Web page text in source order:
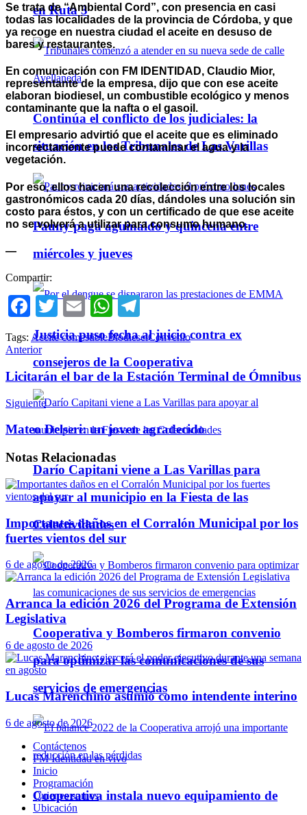
en Ruta 3
Continúa el conflicto de los judiciales: la
situación en los Tribunales de Las Varillas
Pauny paga aguinaldo y quincena entre
miércoles y jueves
Justicia puso fecha al juicio contra ex
consejeros de la Cooperativa
Darío Capitani viene a Las Varillas para
apoyar al municipio en la Fiesta de las
Colectividades
Cooperativa y Bomberos firmaron convenio
para optimizar las comunicaciones de sus
servicios de emergencias
Cooperativa instala nuevo equipamiento de
Se trata de “Ambiental Cord”, con presencia en casi
todas las localidades de la provincia de Córdoba, y que
ya recoge en nuestra ciudad el aceite en desuso de
bares y restaurantes.
En comunicación con FM IDENTIDAD, Claudio Mior,
representante de la empresa, dijo que con ese aceite
elaboran biodiesel, un combustible ecológico y menos
contaminante que la nafta o el gasoil.
El empresario advirtió que el aceite que es eliminado
incorrectamente puede contaminar el agua y la
vegetación.
Por eso, ellos hacen una recolección entre los locales
gastronómicos cada 20 días, dándoles una solución sin
costo para éstos, y con un certificado de que ese aceite
no se volverá a utilizar para consumo humano.
—
Compartir:
Facebook
Twitter
EmailWhatsApp
Telegram
Tags: Aceite comestibleBiodieselConvenio
Anterior
Licitarán el bar de la Estación Terminal de Ómnibus
Siguiente
Mateo Delseri: un joven agradecido
Notas Relacionadas
Importantes daños en el Corralón Municipal por los
fuertes vientos del sur
6 de agosto de 2026
Arranca la edición 2026 del Programa de Extensión
Legislativa
6 de agosto de 2026
Lucas Marenchino asumió como intendente interino
6 de agosto de 2026
Contáctenos
FM Identidad en vivo
Inicio
Programación
Quienes somos
Ubicación